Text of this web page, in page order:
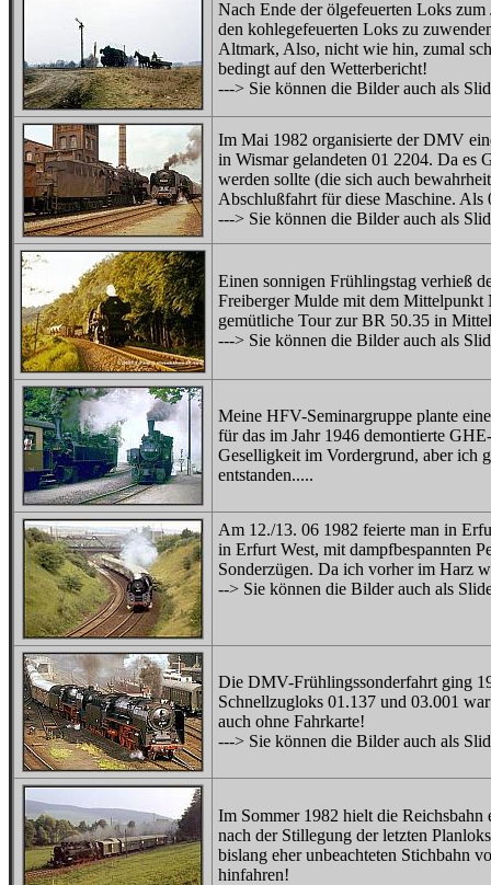
Nach Ende der ölgefeuerten Loks
den kohlegefeuerten Loks zu
Altmark, Also, nicht wie hin, zumal
bedingt auf den Wetterbericht!
---> Sie können die Bilder auch als
Im Mai 1982 organisierte der DMV
in Wismar gelandeten 01 2204. Da es
werden sollte (die sich auch
Abschlußfahrt für diese Maschine. Als
---> Sie können die Bilder auch als
Einen sonnigen Frühlingstag verhieß
Freiberger Mulde mit dem Mittelpunkt
gemütliche Tour zur BR 50.35 in
---> Sie können die Bilder auch als
Meine HFV-Seminargruppe plante
für das im Jahr 1946 demontierte
Geselligkeit im Vordergrund, aber ich
entstanden.....
Am 12./13. 06 1982 feierte man in
in Erfurt West, mit dampfbespannten
Sonderzügen. Da ich vorher im Harz
--> Sie können die Bilder auch als
Die DMV-Frühlingssonderfahrt ging
Schnellzugloks 01.137 und 03.001
auch ohne Fahrkarte!
---> Sie können die Bilder auch als
Im Sommer 1982 hielt die Reichsbahn
nach der Stillegung der letzten
bislang eher unbeachteten Stichbahn
hinfahren!